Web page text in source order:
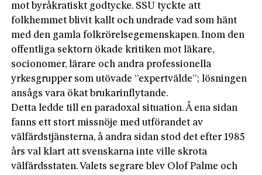
mot byråkratiskt godtycke. SSU tyckte att
folkhemmet blivit kallt och undrade vad som hänt
med den gamla folkrörelsegemenskapen. Inom den
offentliga sektorn ökade kritiken mot läkare,
socionomer, lärare och andra professionella
yrkesgrupper som utövade ”expertvälde”; lösningen
ansågs vara ökat brukarinflytande.
Detta ledde till en paradoxal situation. Å ena sidan
fanns ett stort missnöje med utförandet av
välfärdstjänsterna, å andra sidan stod det efter 1985
års val klart att svenskarna inte ville skrota
välfärdsstaten. Valets segrare blev Olof Palme och